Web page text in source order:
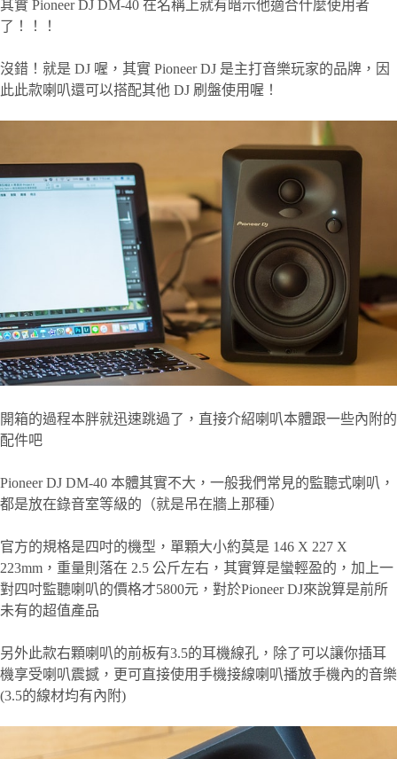
其實 Pioneer DJ DM-40 在名稱上就有暗示他適合什麼使用者
了！！！
沒錯！就是 DJ 喔，其實 Pioneer DJ 是主打音樂玩家的品牌，因
此此款喇叭還可以搭配其他 DJ 刷盤使用喔！
開箱的過程本胖就迅速跳過了，直接介紹喇叭本體跟一些內附的
配件吧
Pioneer DJ DM-40 本體其實不大，一般我們常見的監聽式喇叭，
都是放在錄音室等級的（就是吊在牆上那種）
官方的規格是四吋的機型，單顆大小約莫是 146 X 227 X
223mm，重量則落在 2.5 公斤左右，其實算是蠻輕盈的，加上一
對四吋監聽喇叭的價格才5800元，對於Pioneer DJ來說算是前所
未有的超值產品
另外此款右顆喇叭的前板有3.5的耳機線孔，除了可以讓你插耳
機享受喇叭震撼，更可直接使用手機接線喇叭播放手機內的音樂
(3.5的線材均有內附)